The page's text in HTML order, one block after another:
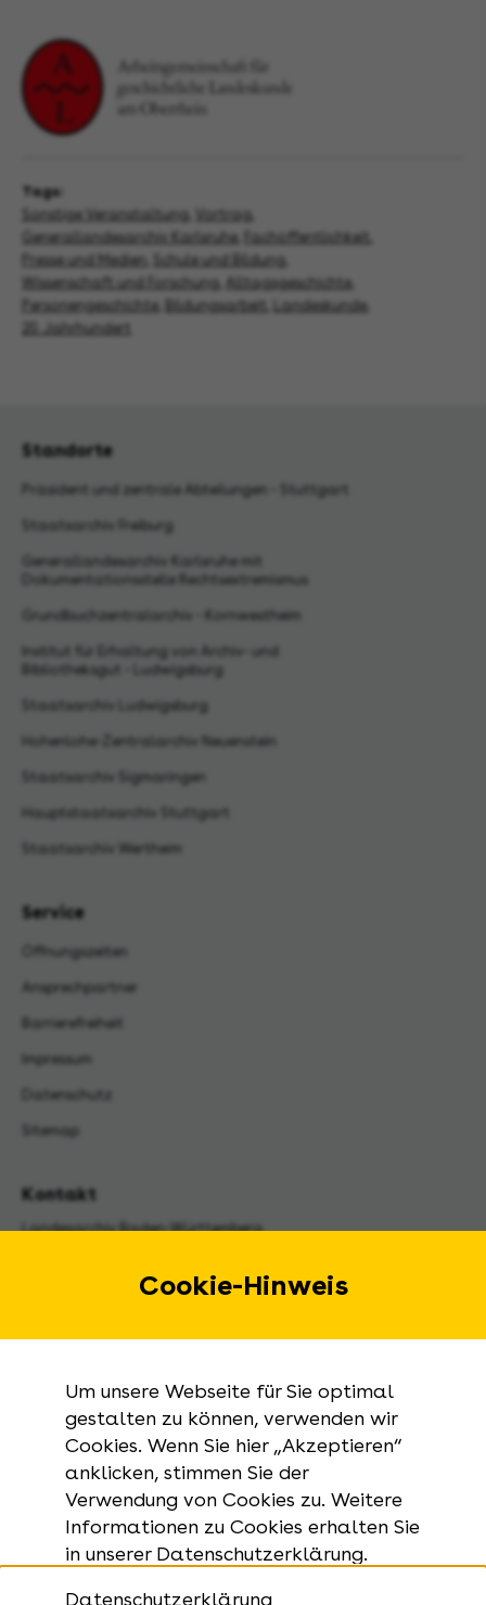
Cookie-Hinweis
Um unsere Webseite für Sie optimal
gestalten zu können, verwenden wir
Cookies. Wenn Sie hier „Akzeptieren“
anklicken, stimmen Sie der
Verwendung von Cookies zu. Weitere
Informationen zu Cookies erhalten Sie
in unserer Datenschutzerklärung.
Datenschutzerklärung
Tags:
Sonstige Veranstaltung
Vortrag
Generallandesarchiv Karlsruhe
Fachöffentlichkeit
Presse und Medien
Schule und Bildung
Wissenschaft und Forschung
Alltagsgeschichte
Personengeschichte
Bildungsarbeit Landeskunde
20. Jahrhundert
Standorte
Präsident und zentrale Abteilungen - Stuttgart
Staatsarchiv Freiburg
Generallandesarchiv Karlsruhe mit
Dokumentationsstelle Rechtsextremismus
Grundbuchzentralarchiv - Kornwestheim
Institut für Erhaltung von Archiv- und
Bibliotheksgut - Ludwigsburg
Staatsarchiv Ludwigsburg
Hohenlohe-Zentralarchiv Neuenstein
Staatsarchiv Sigmaringen
Hauptstaatsarchiv Stuttgart
Staatsarchiv Wertheim
Service
Öffnungszeiten
Ansprechpartner
Barrierefreiheit
Impressum
Datenschutz
Sitemap
Kontakt
Landesarchiv Baden-Württemberg
+49 711 212-4272
Anfragen zu Archivgut:
+49 711 335075-555
Telefax:
+49 711 212-4283